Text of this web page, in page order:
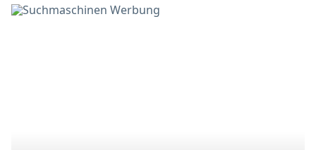
Social Media Competition